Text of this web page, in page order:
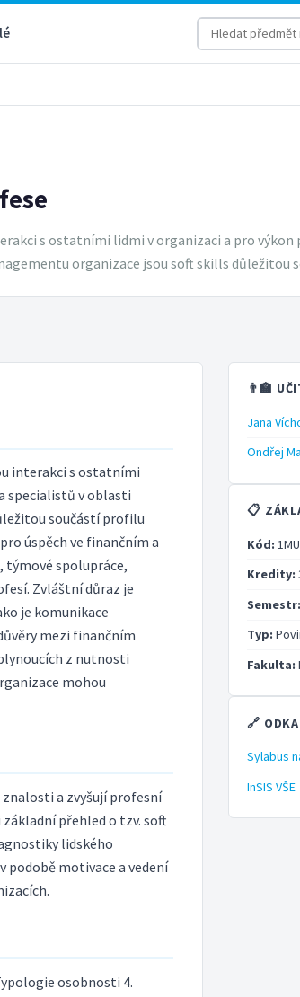
s ostatními lidmi v organizaci a pro výkon
organizace jsou soft skills důležitou
interakci s ostatními
specialistů v oblasti
součástí profilu
úspěch ve finančním a
spolupráce,
Zvláštní důraz je
je komunikace
mezi finančním
z nutnosti
mohou
a zvyšují profesní
přehled o tzv. soft
lidského
motivace a vedení
osobnosti 4.
👨‍🏫
Jana
Ondřej
📋
Kód:
Kredity:
Semestr:
Typ:
Fakulta:
🔗
Sylabus
InSIS VŠE